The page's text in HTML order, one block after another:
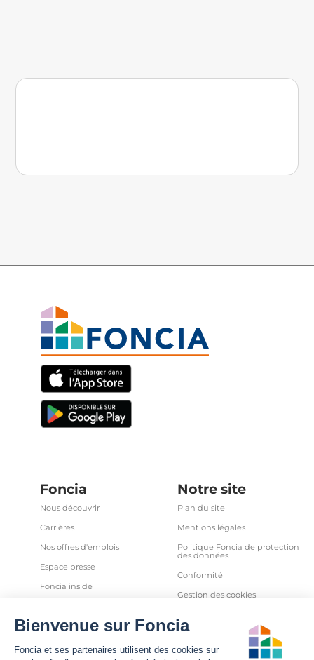
Foncia
Nous découvrir
Carrières
Nos offres d'emplois
Espace presse
Foncia inside
Partenaires
Notre site
Plan du site
Mentions légales
Politique Foncia de protection
des données
Conformité
Gestion des cookies
et autres traceurs
Sécurité informatique